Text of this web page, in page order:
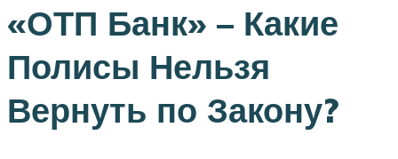
«ОТП Банк» – Какие
Полисы Нельзя
Вернуть по Закону?